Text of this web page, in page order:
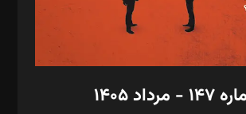
سید‌سبحان‌علی ثابت
برید‌
محمد‌ کاظمی‌نیا
مرداد ۱۴۰۵